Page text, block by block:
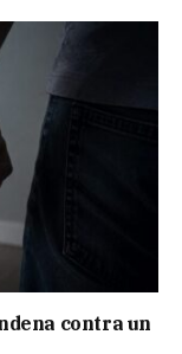
contra un